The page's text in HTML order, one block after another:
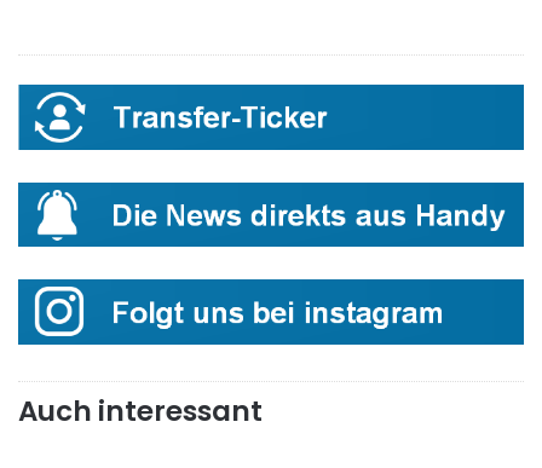
Auch interessant